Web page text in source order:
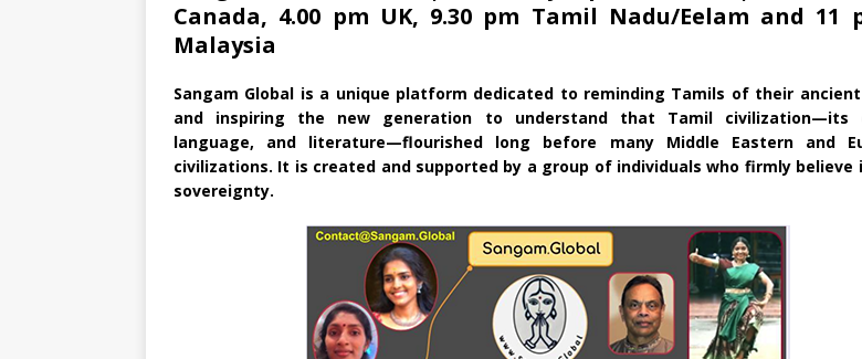
Reconsider Tamil Sovereignty
IMPORTANT
Canada, 4.00 pm UK, 9.30 pm Tamil Nadu/Eelam and 11
Malaysia
Sangam Global is a unique platform dedicated to reminding Tamils of their
and inspiring the new generation to understand that Tamil civilization—its
language, and literature—flourished long before many Middle Eastern and
civilizations. It is created and supported by a group of individuals who firmly believe
sovereignty.